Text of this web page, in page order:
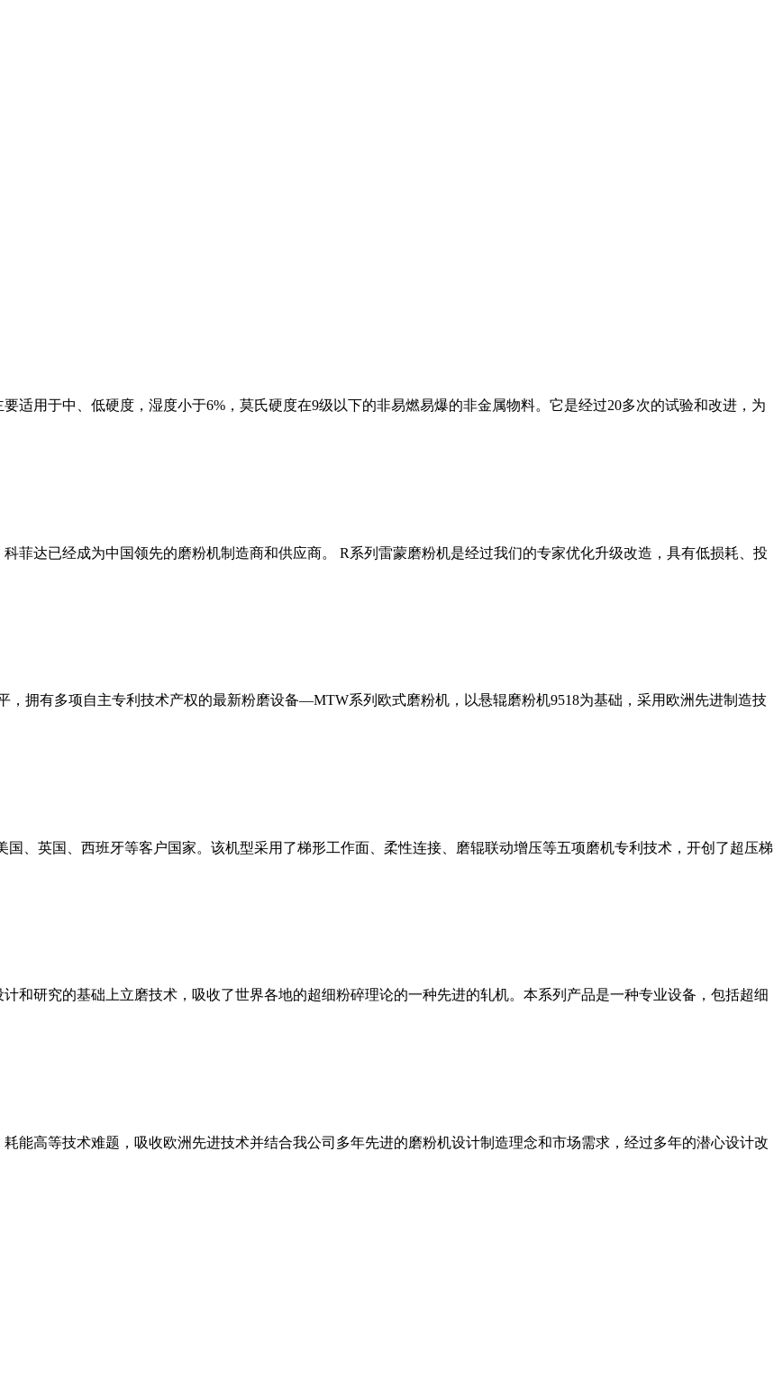
适用于中、低硬度，湿度小于6%，莫氏硬度在9级以下的非易燃易爆的非金属物料。它是经过20多次的试验和改进，为
菲达已经成为中国领先的磨粉机制造商和供应商。 R系列雷蒙磨粉机是经过我们的专家优化升级改造，具有低损耗、投
拥有多项自主专利技术产权的最新粉磨设备—MTW系列欧式磨粉机，以悬辊磨粉机9518为基础，采用欧洲先进制造技
、英国、西班牙等客户国家。该机型采用了梯形工作面、柔性连接、磨辊联动增压等五项磨机专利技术，开创了超压梯
和研究的基础上立磨技术，吸收了世界各地的超细粉碎理论的一种先进的轧机。本系列产品是一种专业设备，包括超细
能高等技术难题，吸收欧洲先进技术并结合我公司多年先进的磨粉机设计制造理念和市场需求，经过多年的潜心设计改